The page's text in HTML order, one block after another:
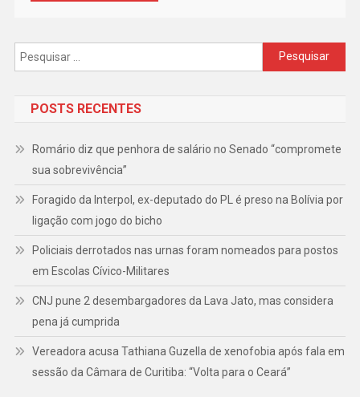
Pesquisar
por:
POSTS RECENTES
Romário diz que penhora de salário no Senado “compromete
sua sobrevivência”
Foragido da Interpol, ex-deputado do PL é preso na Bolívia por
ligação com jogo do bicho
Policiais derrotados nas urnas foram nomeados para postos
em Escolas Cívico-Militares
CNJ pune 2 desembargadores da Lava Jato, mas considera
pena já cumprida
Vereadora acusa Tathiana Guzella de xenofobia após fala em
sessão da Câmara de Curitiba: “Volta para o Ceará”